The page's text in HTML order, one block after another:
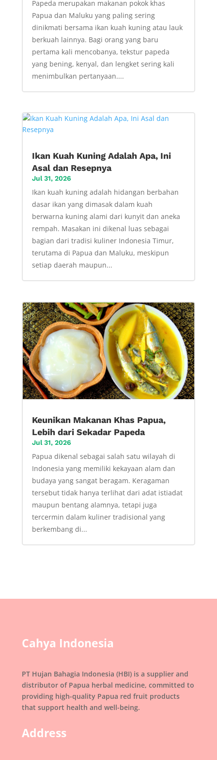
Papeda merupakan makanan pokok khas
Papua dan Maluku yang paling sering
dinikmati bersama ikan kuah kuning atau lauk
berkuah lainnya. Bagi orang yang baru
pertama kali mencobanya, tekstur papeda
yang bening, kenyal, dan lengket sering kali
menimbulkan pertanyaan....
Ikan Kuah Kuning Adalah Apa, Ini
Asal dan Resepnya
Jul 31, 2026
Ikan kuah kuning adalah hidangan berbahan
dasar ikan yang dimasak dalam kuah
berwarna kuning alami dari kunyit dan aneka
rempah. Masakan ini dikenal luas sebagai
bagian dari tradisi kuliner Indonesia Timur,
terutama di Papua dan Maluku, meskipun
setiap daerah maupun...
Keunikan Makanan Khas Papua,
Lebih dari Sekadar Papeda
Jul 31, 2026
Papua dikenal sebagai salah satu wilayah di
Indonesia yang memiliki kekayaan alam dan
budaya yang sangat beragam. Keragaman
tersebut tidak hanya terlihat dari adat istiadat
maupun bentang alamnya, tetapi juga
tercermin dalam kuliner tradisional yang
berkembang di...
Cahya Indonesia
PT Hujan Bahagia Indonesia (HBI) is a supplier and
distributor of Papua herbal medicine, committed to
providing high-quality Papua red fruit products
that support health and well-being.
Address